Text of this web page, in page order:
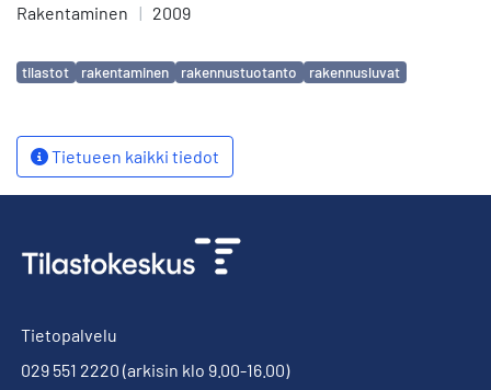
Rakentaminen | 2009
Avainsanat
tilastot rakentaminen rakennustuotanto rakennusluvat
Tietueen kaikki tiedot
Tietopalvelu
029 551 2220 (arkisin klo 9.00-16.00)